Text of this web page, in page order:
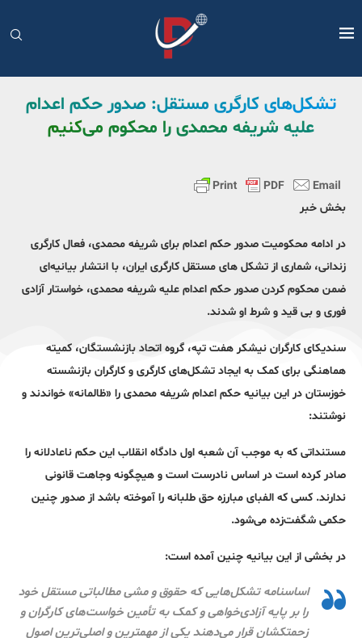
تشکل‎‌های کارگری مستقل: صدور حکم اعدام
علیه شریفه محمدی را محکوم می‌کنیم
بخش خبر
در ادامه محکومیت صدور حکم اعدام برای شریفه محمدی، فعال کارگری
زندانی، شماری از تشکل های مستقل کارگری ایران، با انتشار بیانیه‌ای
ضمن محکوم کردن صدور حکم اعدام علیه شریفه محمدی، خواستار آزادی
فوری و بی قید و شرط او شدند.
سندیکای کارگران نیشکر هفت تپه، گروه اتحاد بازنشستگان، کمیته
هماهنگی برای کمک به ایجاد تشکل‌های کارگری و کارگران بازنشسته
خوزستان در این بیانیه حکم اعدام شریفه محمدی را «ظالمانه» خواندند و
نوشتند:
مستنداتی که به موجب آن شعبه اول دادگاه انقلاب این حکم ناعادلانه را
صادر کرده است در اساس نادرست است و هیچگونه وجاهت قانونی
ندارند. کسی که الفبای مبارزه حق طلبانه را آموخته باشد از صدور چنین
حکمی شگفت‌زده می‌شود.
در بخشی از این بیانیه چنین آمده است:
اساسنامه تشکل‌هایی که حقوق و مشی مطالباتی مستقل خود
را بر پایه آزادی‌خواهی و کمک به تأمین خواست‌های کارگران و
زحمتکشان قرار می‌دهند یکی از مهمترین و اصلی‌ترین اصول